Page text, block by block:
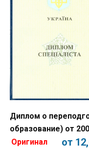
Диплом о
образование) от
Оригинал
от